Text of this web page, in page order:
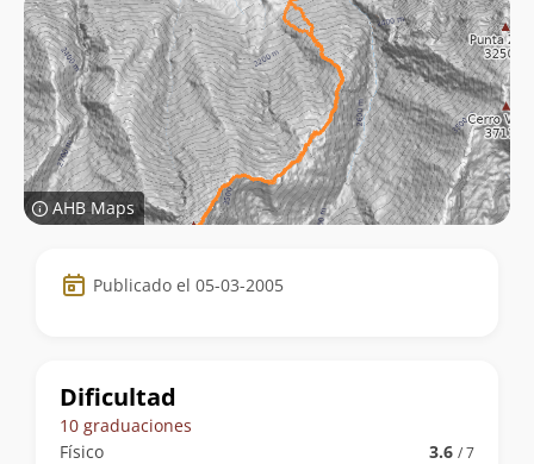
AHB Maps
Datos
de
ruta
Publicado el 05-03-2005
Dificultad
10 graduaciones
Físico
3.6 / 7